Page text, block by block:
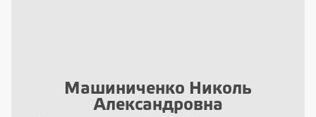
Машиниченко Николь
Александровна